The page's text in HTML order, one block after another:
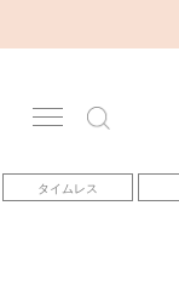
タイムレス
アカウント
アイテム